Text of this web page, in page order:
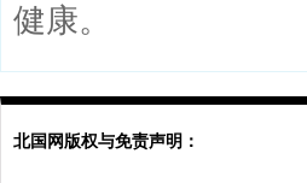
健康。
北国网版权与免责声明：